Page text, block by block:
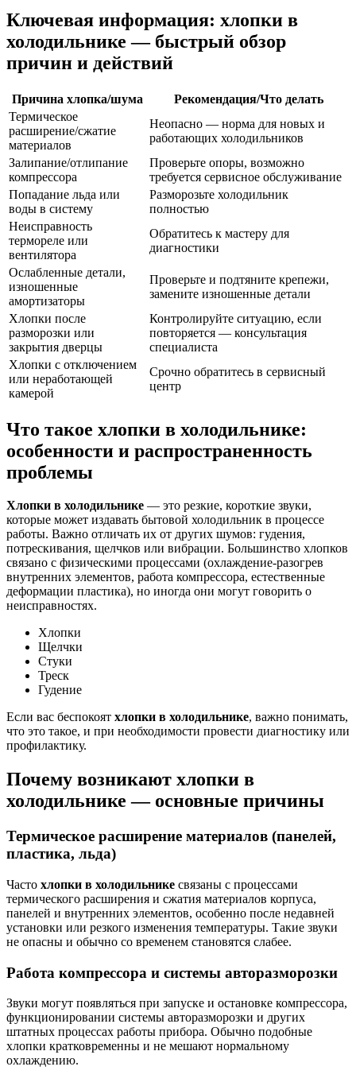
Ключевая информация: хлопки в
холодильнике — быстрый обзор
причин и действий
Причина хлопка/шума
Рекомендация/Что делать
Термическое
расширение/сжатие
материалов
Неопасно — норма для новых и
работающих холодильников
Залипание/отлипание
компрессора
Проверьте опоры, возможно
требуется сервисное обслуживание
Попадание льда или
воды в систему
Разморозьте холодильник
полностью
Неисправность
термореле или
вентилятора
Обратитесь к мастеру для
диагностики
Ослабленные детали,
изношенные
амортизаторы
Проверьте и подтяните крепежи,
замените изношенные детали
Хлопки после
разморозки или
закрытия дверцы
Контролируйте ситуацию, если
повторяется — консультация
специалиста
Хлопки с отключением
или неработающей
камерой
Срочно обратитесь в сервисный
центр
Что такое хлопки в холодильнике:
особенности и распространенность
проблемы
Хлопки в холодильнике — это резкие, короткие звуки,
которые может издавать бытовой холодильник в процессе
работы. Важно отличать их от других шумов: гудения,
потрескивания, щелчков или вибрации. Большинство хлопков
связано с физическими процессами (охлаждение-разогрев
внутренних элементов, работа компрессора, естественные
деформации пластика), но иногда они могут говорить о
неисправностях.
Хлопки
Щелчки
Стуки
Треск
Гудение
Если вас беспокоят хлопки в холодильнике, важно понимать,
что это такое, и при необходимости провести диагностику или
профилактику.
Почему возникают хлопки в
холодильнике — основные причины
Термическое расширение материалов (панелей,
пластика, льда)
Часто хлопки в холодильнике связаны с процессами
термического расширения и сжатия материалов корпуса,
панелей и внутренних элементов, особенно после недавней
установки или резкого изменения температуры. Такие звуки
не опасны и обычно со временем становятся слабее.
Работа компрессора и системы авторазморозки
Звуки могут появляться при запуске и остановке компрессора,
функционировании системы авторазморозки и других
штатных процессах работы прибора. Обычно подобные
хлопки кратковременны и не мешают нормальному
охлаждению.